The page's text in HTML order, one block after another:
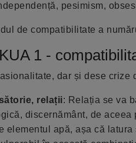
pesimism,
de compatibilitate a
1 -
dar și dese crize
relații: Relația se va
discernământ, de
elementul apă, așa că